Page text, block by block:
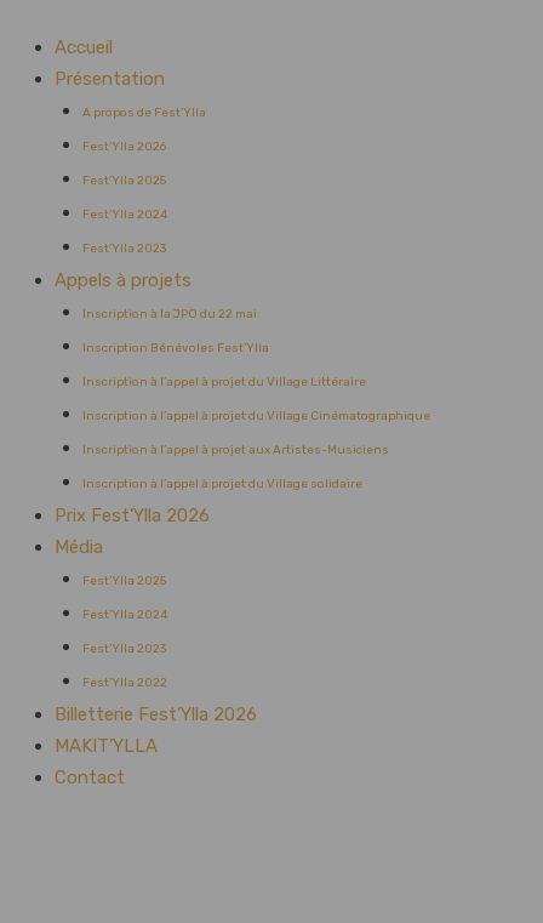
Accueil
Présentation
A propos de Fest’Ylla
Fest’Ylla 2026
Fest’Ylla 2025
Fest’Ylla 2024
Fest’Ylla 2023
Appels à projets
Inscription à la JPO du 22 mai
Inscription Bénévoles Fest’Ylla
Inscription à l’appel à projet du Village Littéraire
Inscription à l’appel à projet du Village Cinématographique
Inscription à l’appel à projet aux Artistes-Musiciens
Inscription à l’appel à projet du Village solidaire
Prix Fest’Ylla 2026
Média
Fest’Ylla 2025
Fest’Ylla 2024
Fest’Ylla 2023
Fest’Ylla 2022
Billetterie Fest’Ylla 2026
MAKIT’YLLA
Contact